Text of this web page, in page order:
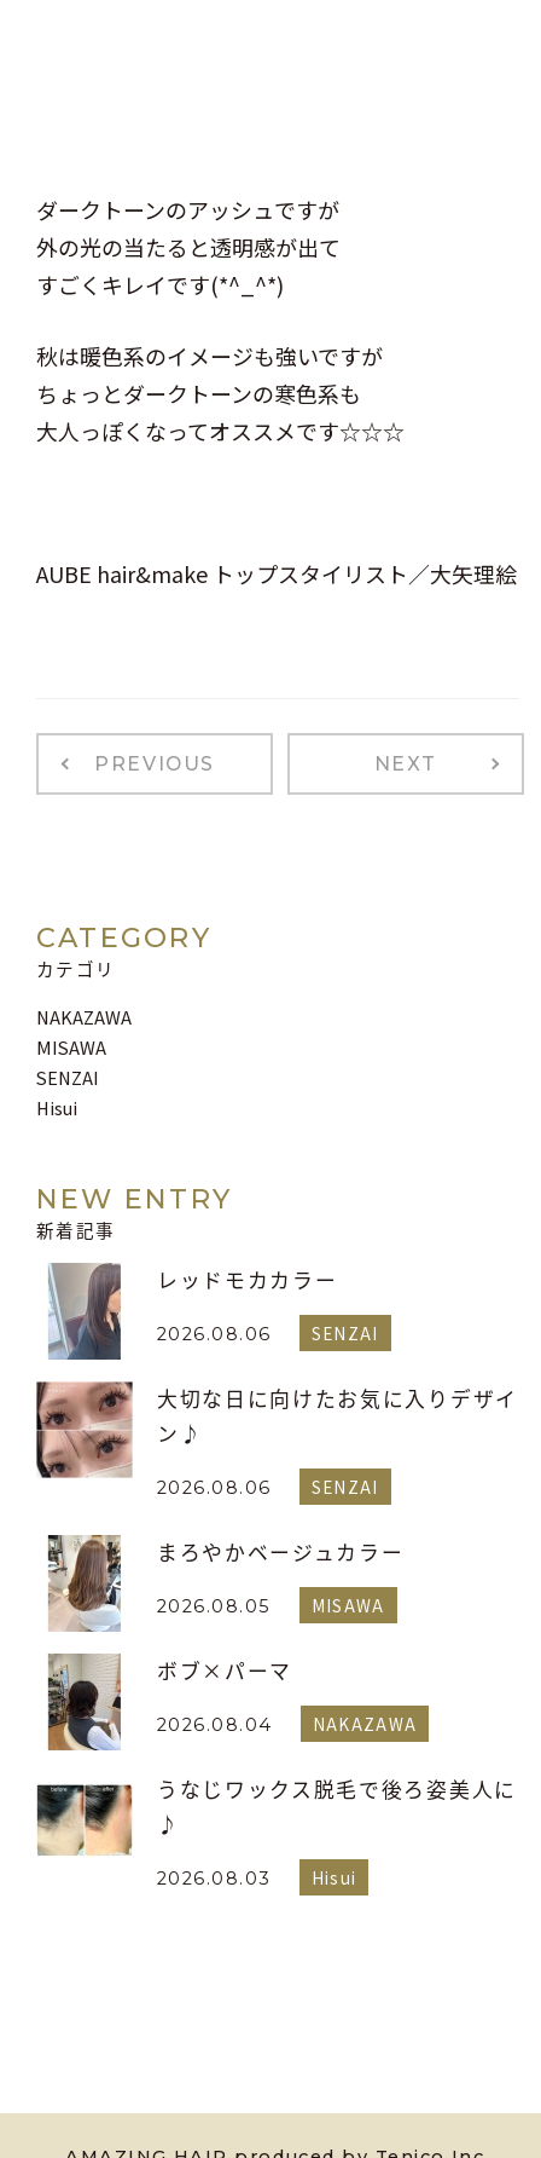
ダークトーンのアッシュですが
外の光の当たると透明感が出て
すごくキレイです(*^_^*)
秋は暖色系のイメージも強いですが
ちょっとダークトーンの寒色系も
大人っぽくなってオススメです☆☆☆
AUBE hair&make トップスタイリスト／大矢理絵
PREVIOUS NEXT
CATEGORY
カテゴリ
NAKAZAWA
MISAWA
SENZAI
Hisui
NEW ENTRY
新着記事
レッドモカカラー
2026.08.06 SENZAI
大切な日に向けたお気に入りデザイ
ン♪
2026.08.06 SENZAI
まろやかベージュカラー
2026.08.05 MISAWA
ボブ×パーマ
2026.08.04 NAKAZAWA
うなじワックス脱毛で後ろ姿美人に
♪
2026.08.03 Hisui